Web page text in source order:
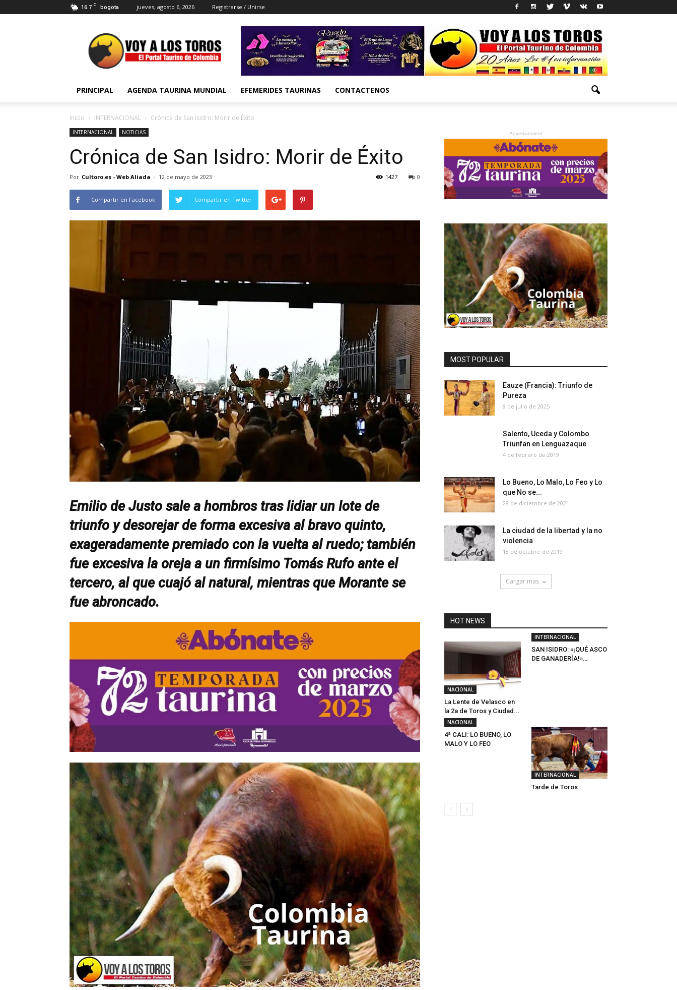
16.7 C bogota jueves, agosto 6, 2026 Registrarse / Unirse
Voy
a
Los
Toros
PRINCIPAL AGENDA TAURINA MUNDIAL EFEMERIDES TAURINAS CONTACTENOS
Inicio INTERNACIONAL Crónica de San Isidro: Morir de Éxito
INTERNACIONAL NOTICIAS
Crónica de San Isidro: Morir de Éxito
Por Cultoro.es - Web Aliada - 12 de mayo de 2023 0
1427
Compartir en Facebook Compartir en Twitter
Emilio de Justo sale a hombros tras lidiar un lote de
triunfo y desorejar de forma excesiva al bravo quinto,
exageradamente premiado con la vuelta al ruedo; también
fue excesiva la oreja a un firmísimo Tomás Rufo ante el
tercero, al que cuajó al natural, mientras que Morante se
fue abroncado.
- Advertisement -
MOST POPULAR
Eauze (Francia): Triunfo de
Pureza
8 de julio de 2025
Salento, Uceda y Colombo
Triunfan en Lenguazaque
4 de febrero de 2019
Lo Bueno, Lo Malo, Lo Feo y Lo
que No se...
28 de diciembre de 2021
La ciudad de la libertad y la no
violencia
18 de octubre de 2019
Cargar mas
HOT NEWS
NACIONAL
La Lente de Velasco en
la 2a de Toros y Ciudad...
INTERNACIONAL
SAN ISIDRO: «¡QUÉ ASCO
DE GANADERÍA!»…
NACIONAL
4ª CALI: LO BUENO, LO
MALO Y LO FEO
INTERNACIONAL
Tarde de Toros